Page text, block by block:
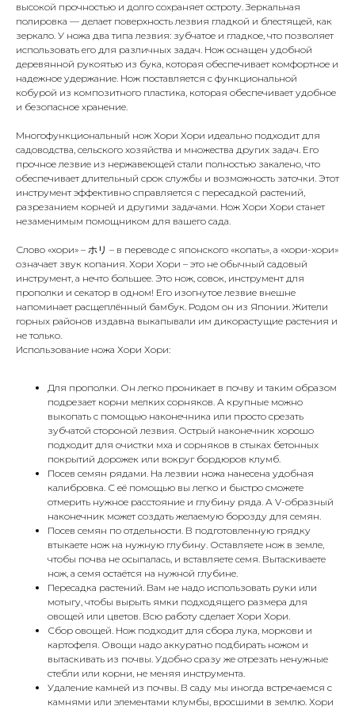
высокой прочностью и долго сохраняет остроту. Зеркальная
полировка — делает поверхность лезвия гладкой и блестящей, как
зеркало. У ножа два типа лезвия: зубчатое и гладкое, что позволяет
использовать его для различных задач. Нож оснащен удобной
деревянной рукоятью из бука, которая обеспечивает комфортное и
надежное удержание. Нож поставляется с функциональной
кобурой из композитного пластика, которая обеспечивает удобное
и безопасное хранение.
Многофункциональный нож Хори Хори идеально подходит для
садоводства, сельского хозяйства и множества других задач. Его
прочное лезвие из нержавеющей стали полностью закалено, что
обеспечивает длительный срок службы и возможность заточки. Этот
инструмент эффективно справляется с пересадкой растений,
разрезанием корней и другими задачами. Нож Хори Хори станет
незаменимым помощником для вашего сада.
Слово «хори» – ホリ – в переводе с японского «копать», а «хори-хори»
означает звук копания. Хори Хори – это не обычный садовый
инструмент, а нечто большее. Это нож, совок, инструмент для
прополки и секатор в одном! Его изогнутое лезвие внешне
напоминает расщеплённый бамбук. Родом он из Японии. Жители
горных районов издавна выкапывали им дикорастущие растения и
не только.
Использование ножа Хори Хори:
Для прополки. Он легко проникает в почву и таким образом
подрезает корни мелких сорняков. А крупные можно
выкопать с помощью наконечника или просто срезать
зубчатой ​​стороной лезвия. Острый наконечник хорошо
подходит для очистки мха и сорняков в стыках бетонных
покрытий дорожек или вокруг бордюров клумб.
Посев семян рядами. На лезвии ножа нанесена удобная
калибровка. С её помощью вы легко и быстро сможете
отмерить нужное расстояние и глубину ряда. А V-образный
наконечник может создать желаемую борозду для семян.
Посев семян по отдельности. В подготовленную грядку
втыкаете нож на нужную глубину. Оставляете нож в земле,
чтобы почва не осыпалась, и вставляете семя. Вытаскиваете
нож, а семя остаётся на нужной глубине.
Пересадка растений. Вам не надо использовать руки или
мотыгу, чтобы вырыть ямки подходящего размера для
овощей или цветов. Всю работу сделает Хори Хори.
Сбор овощей. Нож подходит для сбора лука, моркови и
картофеля. Овощи надо аккуратно подбирать ножом и
вытаскивать из почвы. Удобно сразу же отрезать ненужные
стебли или корни, не меняя инструмента.
Удаление камней из почвы. В саду мы иногда встречаемся с
камнями или элементами клумбы, вросшими в землю. Хори